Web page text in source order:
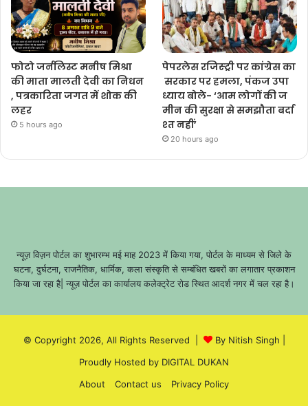
फोटो जर्नलिस्ट मनीष मिश्रा
की माता मालती देवी का निधन
, पत्रकारिता जगत में शोक की
लहर
5 hours ago
पेपरलेस रजिस्ट्री पर कांग्रेस का
सरकार पर हमला, पंकज उपा
ध्याय बोले- ‘आम लोगों की ज
मीन की सुरक्षा से समझौता बर्दा
श्त नहीं’
20 hours ago
न्यूज़ विज़न पोर्टल का शुभारम्भ मई माह 2023 में किया गया, पोर्टल के माध्यम से जिले के
घटना, दुर्घटना, राजनैतिक, धार्मिक, कला संस्कृति से सम्बंधित खबरों का लगातार प्रकाशन
किया जा रहा है| न्यूज़ पोर्टल का कार्यालय कलेक्ट्रेट रोड स्थित आदर्श नगर में चल रहा है।
© Copyright 2026, All Rights Reserved | By Nitish Singh
Proudly Hosted by DIGITAL DUKAN
About
Contact us Privacy Policy